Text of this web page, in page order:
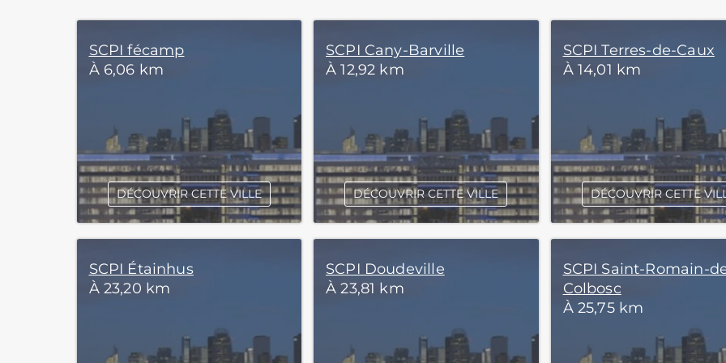
SCPI fécamp
À 6,06 km
DÉCOUVRIR CETTE VILLE
SCPI Cany-Barville
À 12,92 km
DÉCOUVRIR CETTE VILLE
SCPI Terres-de-Caux
À 14,01 km
DÉCOUVRIR CETTE
SCPI Étainhus
À 23,20 km
SCPI Doudeville
À 23,81 km
SCPI Saint-Romain-
Colbosc
À 25,75 km